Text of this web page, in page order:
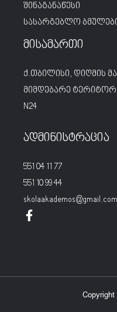
შინაგანაწესი
სასარგებლო
მისამართი
ქ.თბილისი, დიღმის
მიმდებარე
N24
ადმინისტრაცია
551 04 11 77
551 10 99 44
skolaakademos@gmail.com